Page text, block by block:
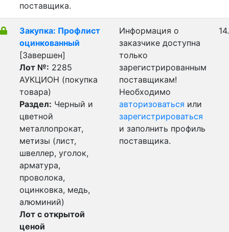
поставщика.
Закупка: Профлист
оцинкованный
[Завершен]
Лот №: 2285
АУКЦИОН (покупка
товара)
Раздел: Черный и
цветной
металлопрокат,
метизы (лист,
швеллер, уголок,
арматура,
проволока,
оцинковка, медь,
алюминий)
Лот с открытой
ценой
Информация о
заказчике доступна
только
зарегистрированным
поставщикам!
Необходимо
авторизоваться или
зарегистрироваться
и заполнить профиль
поставщика.